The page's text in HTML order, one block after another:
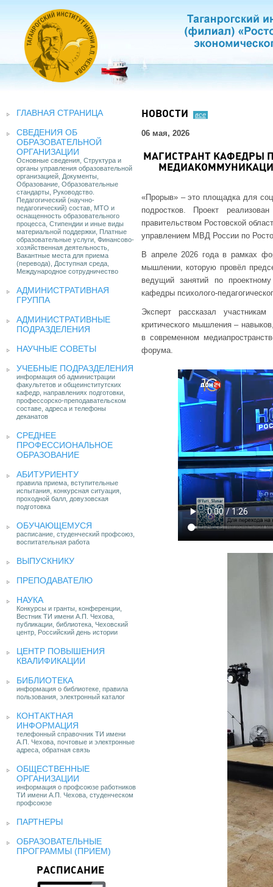
ГЛАВНАЯ СТРАНИЦА
СВЕДЕНИЯ ОБ
ОБРАЗОВАТЕЛЬНОЙ
ОРГАНИЗАЦИИ
Основные сведения, Структура и
органы управления образовательной
организацией, Документы,
Образование, Образовательные
стандарты, Руководство.
Педагогический (научно-
педагогический) состав, МТО и
оснащенность образовательного
процесса, Стипендии и иные виды
материальной поддержки, Платные
образовательные услуги, Финансово-
хозяйственная деятельность,
Вакантные места для приема
(перевода), Доступная среда,
Международное сотрудничество
АДМИНИСТРАТИВНАЯ
ГРУППА
АДМИНИСТРАТИВНЫЕ
ПОДРАЗДЕЛЕНИЯ
НАУЧНЫЕ СОВЕТЫ
УЧЕБНЫЕ ПОДРАЗДЕЛЕНИЯ
информация об администрации
факультетов и общеинститутских
кафедр, направлениях подготовки,
профессорско-преподавательском
составе, адреса и телефоны
деканатов
СРЕДНЕЕ
ПРОФЕССИОНАЛЬНОЕ
ОБРАЗОВАНИЕ
АБИТУРИЕНТУ
правила приема, вступительные
испытания, конкурсная ситуация,
проходной балл, довузовская
подготовка
ОБУЧАЮЩЕМУСЯ
расписание, студенческий профсоюз,
воспитательная работа
ВЫПУСКНИКУ
ПРЕПОДАВАТЕЛЮ
НАУКА
Конкурсы и гранты, конференции,
Вестник ТИ имени А.П. Чехова,
публикации, библиотека, Чеховский
центр, Российский день истории
ЦЕНТР ПОВЫШЕНИЯ
КВАЛИФИКАЦИИ
БИБЛИОТЕКА
информация о библиотеке, правила
пользования, электронный каталог
КОНТАКТНАЯ
ИНФОРМАЦИЯ
телефонный справочник ТИ имени
А.П. Чехова, почтовые и электронные
адреса, обратная связь
ОБЩЕСТВЕННЫЕ
ОРГАНИЗАЦИИ
информация о профсоюзе работников
ТИ имени А.П. Чехова, студенческом
профсоюзе
ПАРТНЕРЫ
ОБРАЗОВАТЕЛЬНЫЕ
ПРОГРАММЫ (ПРИЕМ)
РАСПИСАНИЕ
НОВОСТИ все
06 мая, 2026
МАГИСТРАНТ КАФЕДРЫ
«Прорыв» – это площадка для
подростков. Проект
правительством Ростовской
управлением МВД России по
В апреле 2026 года в рамках
мышлении, которую провёл
ведущий занятий по
кафедры психолого-
Эксперт рассказал
критического мышления –
в современном
форума.